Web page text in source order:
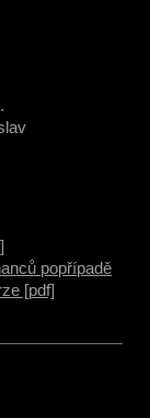
popřípadě
[pdf]